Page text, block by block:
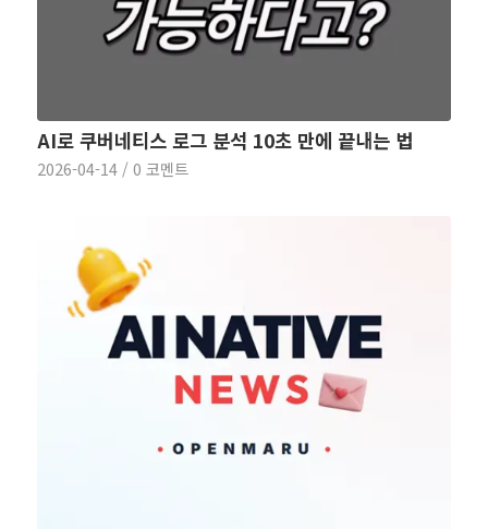
AI로 쿠버네티스 로그 분석 10초 만에 끝내는 법
2026-04-14 / 0 코멘트